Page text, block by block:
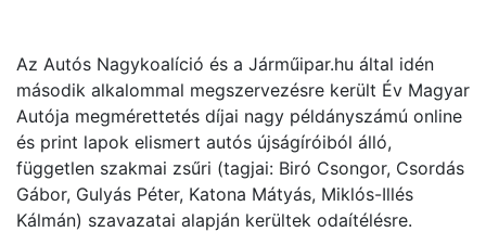
Az Autós Nagykoalíció és a Járműipar.hu által idén
második alkalommal megszervezésre került Év Magyar
Autója megmérettetés díjai nagy példányszámú online
és print lapok elismert autós újságíróiból álló,
független szakmai zsűri (tagjai: Biró Csongor, Csordás
Gábor, Gulyás Péter, Katona Mátyás, Miklós-Illés
Kálmán) szavazatai alapján kerültek odaítélésre.